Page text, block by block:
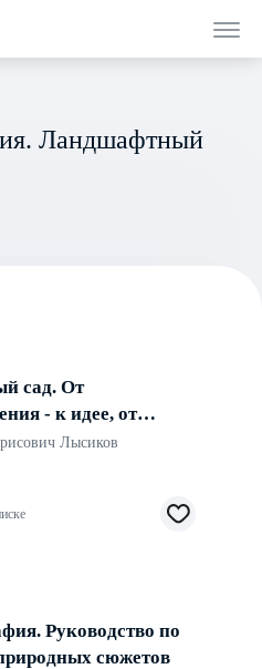
Ландшафтный
сад. От
- к идее, от
проекту. (издание
и
Лысиков
Руководство по
сюжетов